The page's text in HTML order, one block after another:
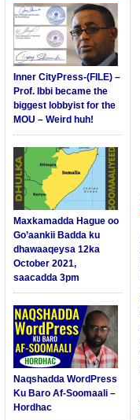
Inner CityPress-(FILE) –
Prof. Ibbi became the
biggest lobbyist for the
MOU – Weird huh!
Maxkamadda Hague oo
Go’aankii Badda ku
dhawaaqeysa 12ka
October 2021,
saacadda 3pm
Naqshadda WordPress
Ku Baro Af-Soomaali –
Hordhac